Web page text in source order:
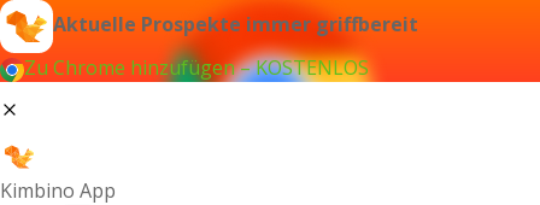
Aktuelle Prospekte immer griffbereit
Zu Chrome hinzufügen – KOSTENLOS
Kimbino App